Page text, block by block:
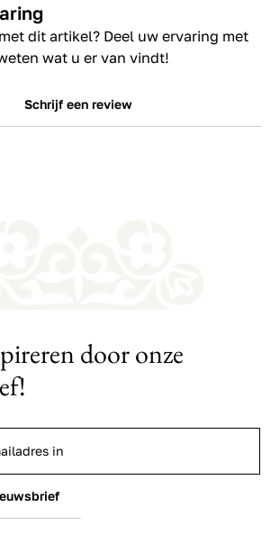
dit artikel? Deel uw ervaring met
wat u er van vindt!
Schrijf een review
door onze